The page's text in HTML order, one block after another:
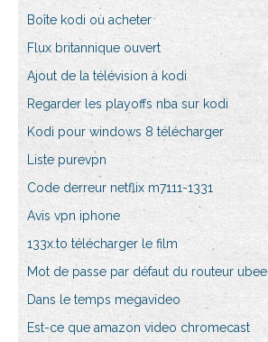
Boîte kodi où acheter
Flux britannique ouvert
Ajout de la télévision à kodi
Regarder les playoffs nba sur kodi
Kodi pour windows 8 télécharger
Liste purevpn
Code derreur netflix m7111-1331
Avis vpn iphone
133x.to télécharger le film
Mot de passe par défaut du routeur ubee
Dans le temps megavideo
Est-ce que amazon video chromecast